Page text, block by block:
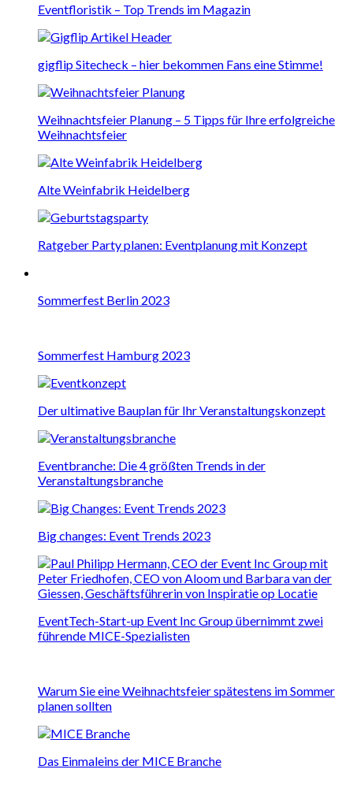
Eventfloristik – Top Trends im Magazin
gigflip Sitecheck – hier bekommen Fans eine Stimme!
Weihnachtsfeier Planung – 5 Tipps für Ihre erfolgreiche
Weihnachtsfeier
Alte Weinfabrik Heidelberg
Ratgeber Party planen: Eventplanung mit Konzept
Sommerfest Berlin 2023
Sommerfest Hamburg 2023
Der ultimative Bauplan für Ihr Veranstaltungskonzept
Eventbranche: Die 4 größten Trends in der
Veranstaltungsbranche
Big changes: Event Trends 2023
EventTech-Start-up Event Inc Group übernimmt zwei
führende MICE-Spezialisten
Warum Sie eine Weihnachtsfeier spätestens im Sommer
planen sollten
Das Einmaleins der MICE Branche